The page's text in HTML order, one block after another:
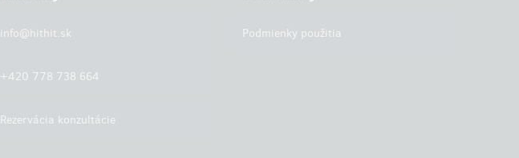
info@hithit.sk
+420 778 738 664
Rezervácia konzultácie
Podmienky použitia